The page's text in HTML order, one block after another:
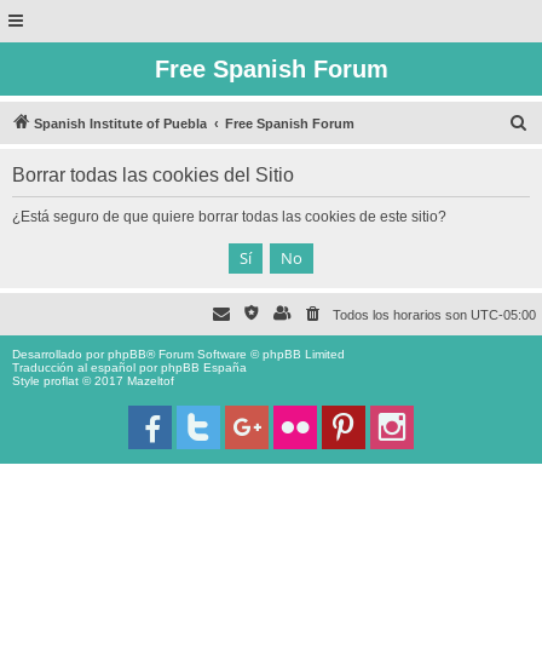
Free Spanish Forum
Spanish Institute of Puebla Free Spanish Forum
Borrar todas las cookies del Sitio
¿Está seguro de que quiere borrar todas las cookies de este sitio?
Todos los horarios son UTC-05:00
Desarrollado porphpBB® Forum Software © phpBB Limited
Traducción al español porphpBB España
Style proflat © 2017 Mazeltof